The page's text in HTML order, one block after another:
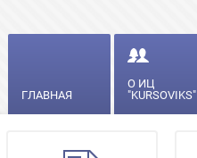
ГЛАВНАЯ
О ИЦ
"KURSOVIKS"